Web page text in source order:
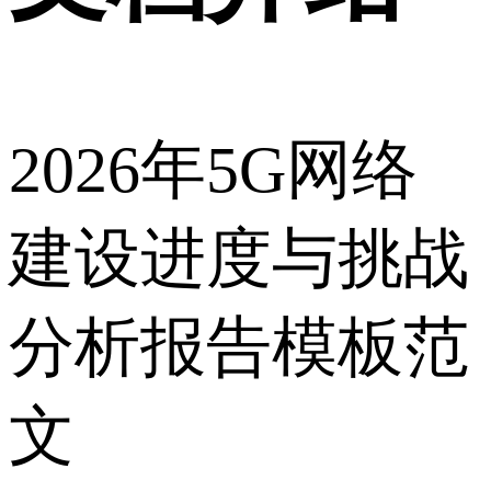
2026年5G网络
建设进度与挑战
分析报告模板范
文